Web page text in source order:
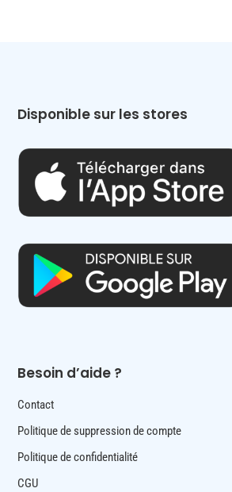
Disponible sur les stores
Besoin d’aide ?
Contact
Politique de suppression de compte
Politique de confidentialité
CGU